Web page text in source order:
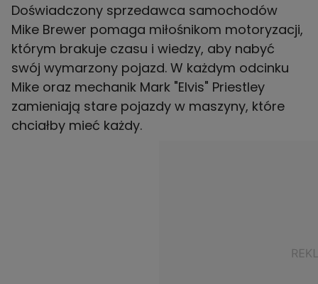
Doświadczony sprzedawca samochodów
Mike Brewer pomaga miłośnikom motoryzacji,
którym brakuje czasu i wiedzy, aby nabyć
swój wymarzony pojazd. W każdym odcinku
Mike oraz mechanik Mark "Elvis" Priestley
zamieniają stare pojazdy w maszyny, które
chciałby mieć każdy.